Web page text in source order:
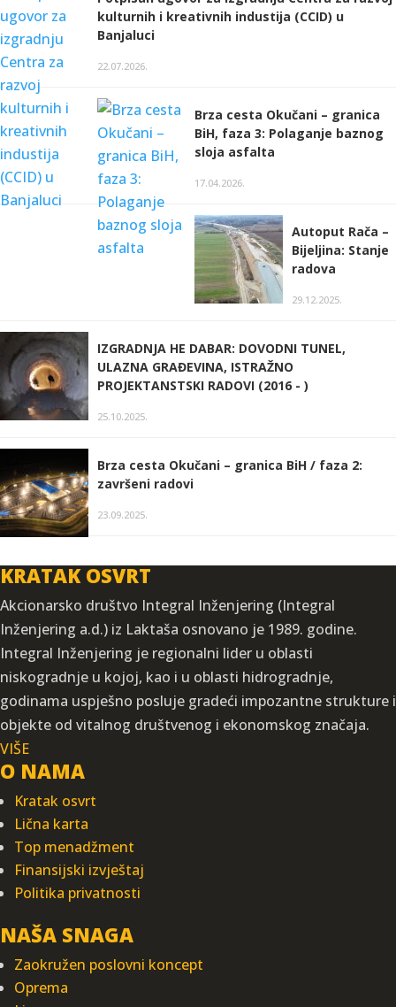
kulturnih i kreativnih industija (CCID) u
Banjaluci
22.07.2026.
Brza cesta Okučani – granica
BiH, faza 3: Polaganje baznog
sloja asfalta
17.04.2026.
Autoput Rača –
Bijeljina: Stanje
radova
29.12.2025.
IZGRADNJA HE DABAR: DOVODNI TUNEL,
ULAZNA GRAĐEVINA, ISTRAŽNO
PROJEKTANSTSKI RADOVI (2016 - )
25.10.2025.
Brza cesta Okučani – granica BiH / faza 2:
završeni radovi
23.09.2025.
KRATAK OSVRT
Akcionarsko društvo Integral Inženjering (Integral
Inženjering a.d.) iz Laktaša osnovano je 1989. godine.
Integral Inženjering je regionalni lider u oblasti
niskogradnje u kojoj, kao i u oblasti hidrogradnje,
godinama uspješno posluje gradeći impozantne strukture i
objekte od vitalnog društvenog i ekonomskog značaja.
VIŠE
O NAMA
Kratak osvrt
Lična karta
Top menadžment
Finansijski izvještaj
Politika privatnosti
NAŠA SNAGA
Zaokružen poslovni koncept
Oprema